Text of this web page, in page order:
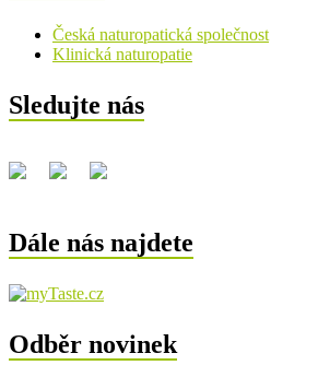
Česká naturopatická společnost
Klinická naturopatie
Sledujte nás
Dále nás najdete
Odběr novinek